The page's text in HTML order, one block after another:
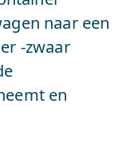
naar een
-zwaar
en